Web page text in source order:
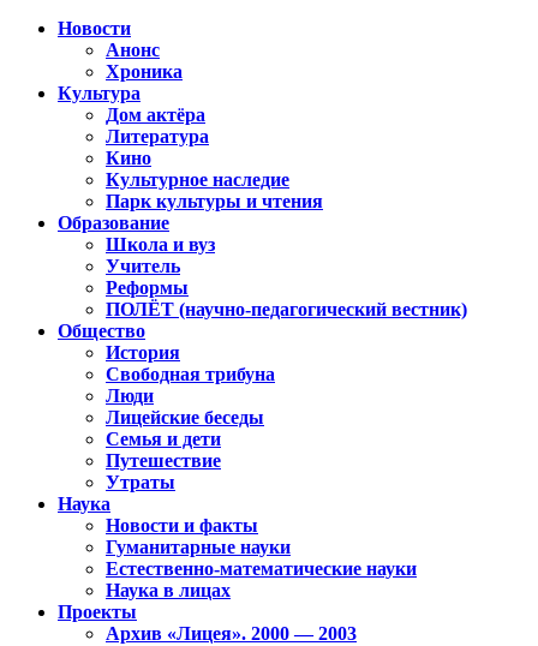
Новости
Анонс
Хроника
Культура
Дом актёра
Литература
Кино
Культурное наследие
Парк культуры и чтения
Образование
Школа и вуз
Учитель
Реформы
ПОЛЁТ (научно-педагогический вестник)
Общество
История
Свободная трибуна
Люди
Лицейские беседы
Семья и дети
Путешествие
Утраты
Наука
Новости и факты
Гуманитарные науки
Естественно-математические науки
Наука в лицах
Проекты
Архив «Лицея». 2000 — 2003